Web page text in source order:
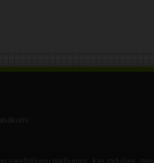
sarežģījumu gadījumos, kas radušies,